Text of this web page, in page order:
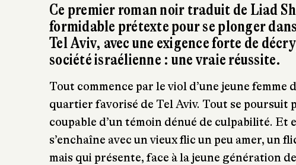
Ce premier roman noir traduit de Liad
formidable prétexte pour se plonger
Tel Aviv, avec une exigence forte de
société israélienne : une vraie réussite.
Tout commence par le viol d’une jeune femme
quartier favorisé de Tel Aviv. Tout se poursuit
coupable d’un témoin dénué de culpabilité. Et
s’enchaîne avec un vieux flic un peu amer, un
mais qui présente, face à la jeune génération